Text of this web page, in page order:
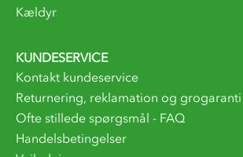
Kældyr
KUNDESERVICE
Kontakt kundeservice
Returnering, reklamation og grogaranti
Ofte stillede spørgsmål - FAQ
Handelsbetingelser